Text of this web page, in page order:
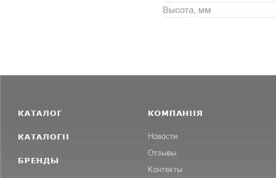
Высота, мм
КАТАЛОГ
КАТАЛОГИ
БРЕНДЫ
КОМПАНИЯ
Новости
Отзывы
Контакты